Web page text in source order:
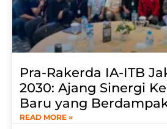
Pra-Rakerda IA-ITB
2030: Ajang Sinergi
Baru yang
READ MORE »